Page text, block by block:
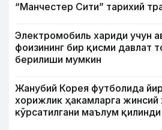
“Манчестер Сити” тарихий
Электромобиль хариди учун
фоизининг бир қисми давлат
берилиши мумкин
Жанубий Корея футболида
хорижлик ҳакамларга жинсий
кўрсатилгани маълум қилинди